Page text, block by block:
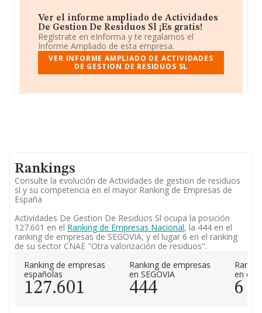
Ver el informe ampliado de Actividades
De Gestion De Residuos Sl ¡Es gratis!
Regístrate en eInforma y te regalamos el
Informe Ampliado de esta empresa.
VER INFORME AMPLIADO DE ACTIVIDADES
DE GESTION DE RESIDUOS SL
Rankings
Consulte la evolución de Actividades de gestion de residuos
sl y su competencia en el mayor Ranking de Empresas de
España
Actividades De Gestion De Residuos Sl ocupa la posición
127.601 en el Ranking de Empresas Nacional, la 444 en el
ranking de empresas de SEGOVIA, y el lugar 6 en el ranking
de su sector CNAE "Otra valorización de residuos".
Ranking de empresas
españolas
127.601
Ranking de empresas
en SEGOVIA
444
en el
6